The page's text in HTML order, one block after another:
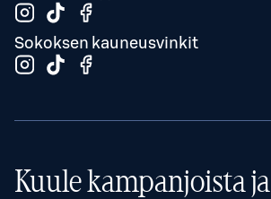
Sokoksen kauneusvinkit
Kuule kampanjoista ja